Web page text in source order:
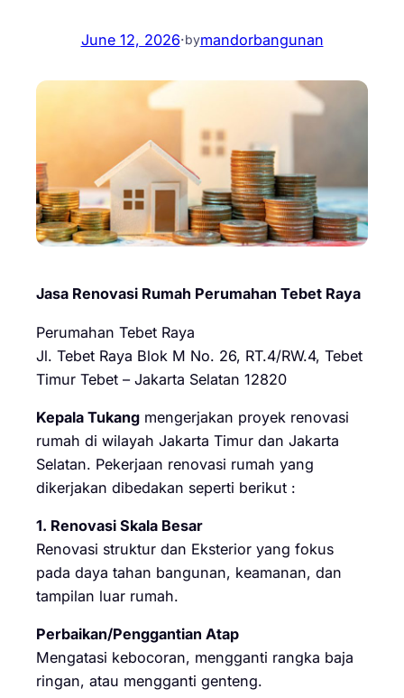
June 12, 2026·bymandorbangunan
Jasa Renovasi Rumah Perumahan Tebet Raya
Perumahan Tebet Raya
Jl. Tebet Raya Blok M No. 26, RT.4/RW.4, Tebet
Timur Tebet – Jakarta Selatan 12820
Kepala Tukang mengerjakan proyek renovasi
rumah di wilayah Jakarta Timur dan Jakarta
Selatan. Pekerjaan renovasi rumah yang
dikerjakan dibedakan seperti berikut :
1. Renovasi Skala Besar
Renovasi struktur dan Eksterior yang fokus
pada daya tahan bangunan, keamanan, dan
tampilan luar rumah.
Perbaikan/Penggantian Atap
Mengatasi kebocoran, mengganti rangka baja
ringan, atau mengganti genteng.